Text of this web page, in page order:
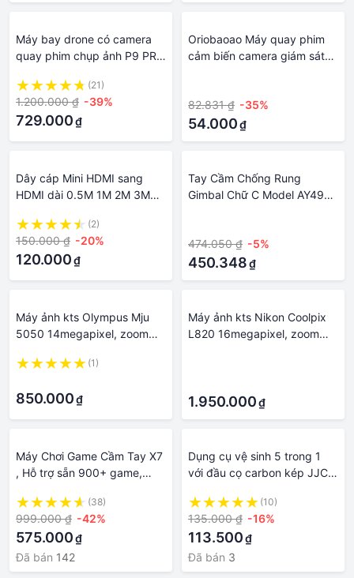
Máy bay drone có camera
quay phim chụp ảnh P9 PRO
Flycam không chổi than
chính hãng
(21)
1.200.000 ₫ -39%
729.000₫
Oriobaoao Máy quay phim
cảm biến camera giám sát
video web an toàn nhà
thông minh Camera an ninh
không dây
82.831 ₫ -35%
54.000₫
Dây cáp Mini HDMI sang
HDMI dài 0.5M 1M 2M 3M
quay phim, Table, Điện thoại,
Tivi Box, may chiếu
(2)
150.000 ₫ -20%
120.000₫
Tay Cầm Chống Rung
Gimbal Chữ C Model AY49U
Sáng Đi Kèm Nhiều Phụ Kiện
474.050 ₫ -5%
450.348₫
Máy ảnh kts Olympus Mju
5050 14megapixel, zoom
(1)
850.000₫
Máy ảnh kts Nikon Coolpix
L820 16megapixel, zoom
1.950.000₫
Máy Chơi Game Cầm Tay X7
, Hỗ trợ sẵn 900+ game,
nghe nhạc mp3 máy ảnh
quay phim
(38)
999.000 ₫ -42%
575.000₫
Đã bán 142
Dụng cụ vệ sinh 5 trong 1
với đầu cọ carbon kép JJC
phim/ điện thoại/ máy quay
(10)
135.000 ₫ -16%
113.500₫
Đã bán 3